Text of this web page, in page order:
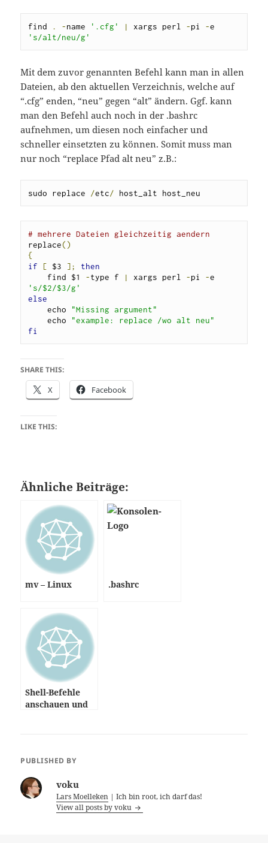
find . -name '.cfg' | xargs perl -pi -
's/alt/neu/g'
Mit dem zuvor genannten Befehl kann man in allen
Dateien, ab den aktuellen Verzeichnis, welche auf
“.cfg” enden, “neu” gegen “alt” ändern. Ggf. kann
man den Befehl auch noch in der .bashrc
aufnehmen, um diesen noch einfacher und
schneller einsetzten zu können. Somit muss man
nur noch “replace Pfad alt neu” z.B.:
sudo replace /etc/ host_alt host_neu
# mehrere Dateien gleichzeitig aendern
replace()
{
if
[ $3 ];
then
    find $1
-type f | xargs perl -pi -
's/$2/$3/g'
else
    echo
"Missing argument"
    echo
"example: replace /wo alt neu"
fi
SHARE THIS:
X Facebook
LIKE THIS:
Ähnliche Beiträge:
mv – Linux .bashrc
Shell-Befehle
anschauen und
PUBLISHED BY
voku
Lars Moelleken | Ich bin root, ich darf das!
View all posts by voku